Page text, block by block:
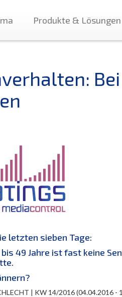
Produkte & Lösungen
letzten sieben Tage:
bis 49 Jahre ist fast keine
| KW 14/2016 (04.04.2016